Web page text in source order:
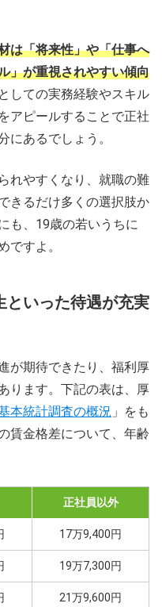
は「将来性」や「仕事へ
」が重視されやすい傾向
しての実務経験やスキル
アピールすることで正社
にあるでしょう。
れやすくなり、就職の難
きるだけ多くの選択肢か
も、19歳の若いうちに
ですよ。
といった待遇が充実
が期待できたり、福利厚
ります。下記の表は、厚
本統計調査の概況 」をも
賃金格差について、年齢
正社員以外
17万9,400円
19万7,300円
21万9,600円